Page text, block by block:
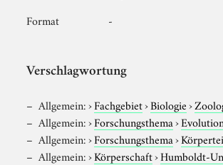
Format
-
Verschlagwortung
Allgemein:›Fachgebiet›Biologie›
Allgemein:›Forschungsthema›Evolution
Allgemein:›Forschungsthema›
Allgemein:›Körperschaft›Humboldt-